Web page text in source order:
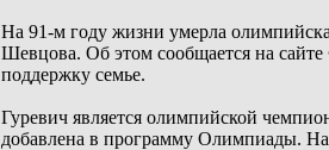
На 91-м году жизни умерла
Шевцова. Об этом сообщается на
поддержку семье.
Гуревич является олимпийской
добавлена в программу Олимпиады.